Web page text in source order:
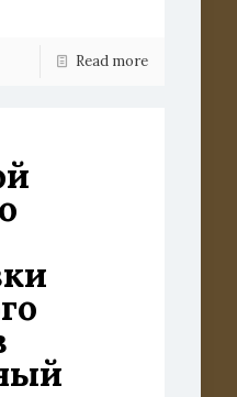
Read more